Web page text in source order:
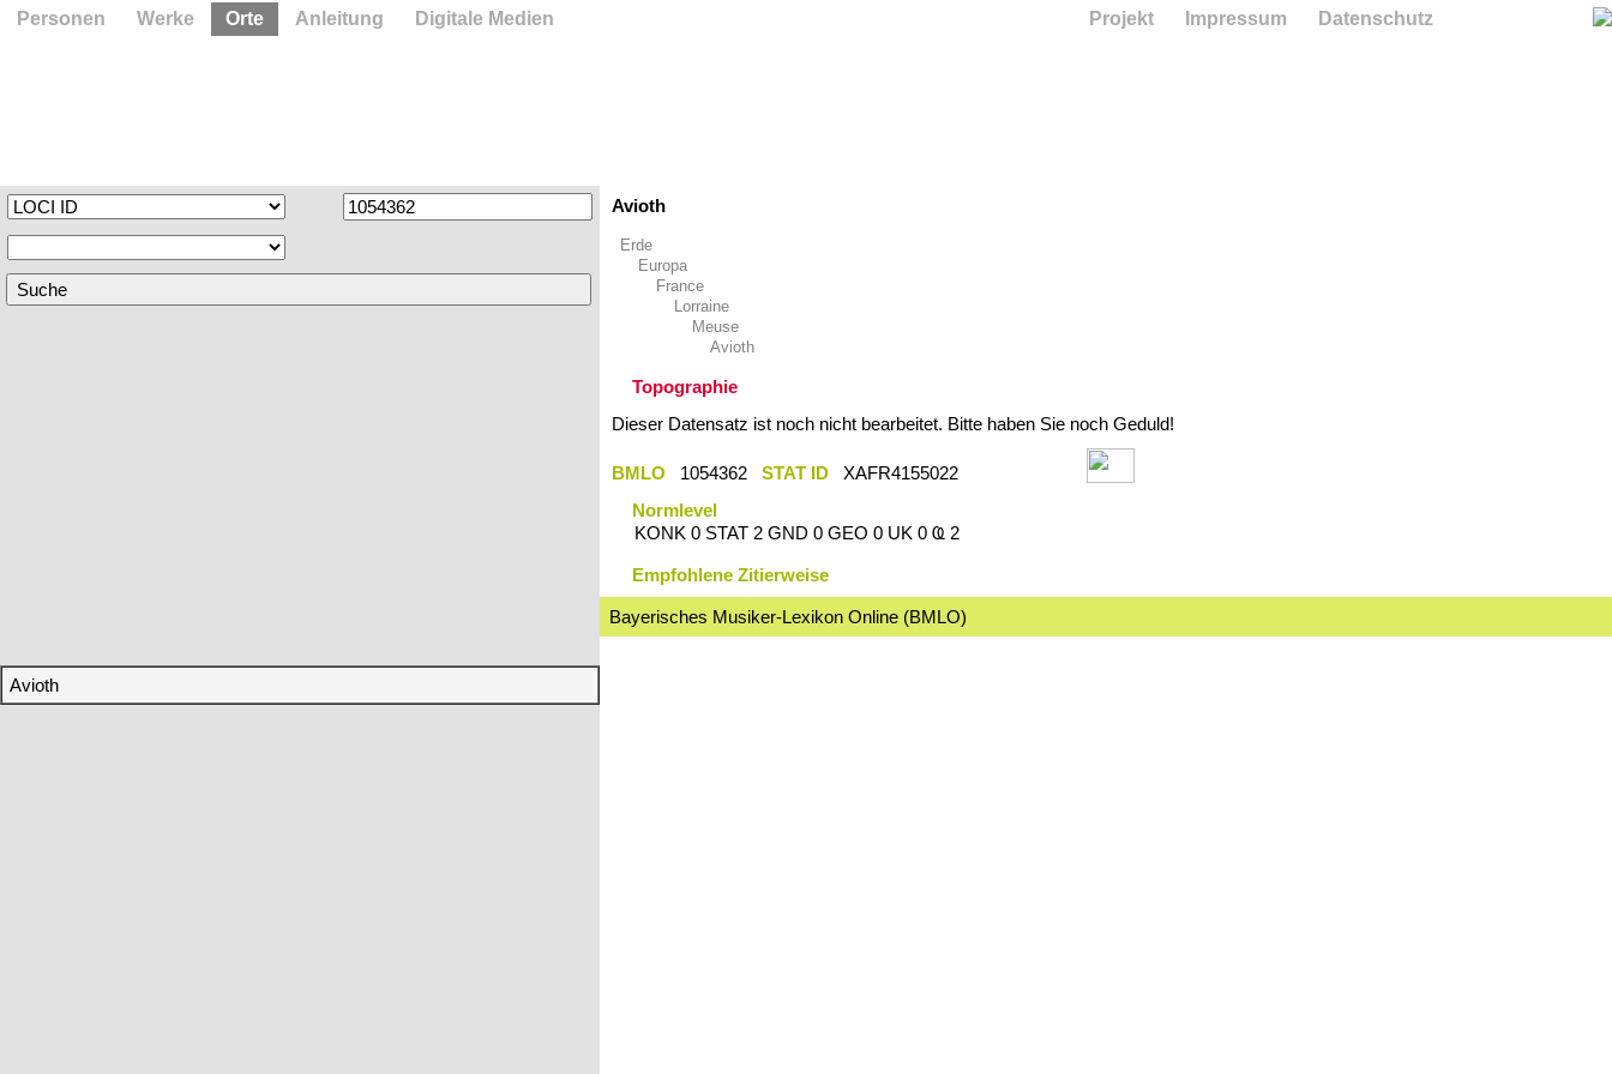
Avioth
Avioth
Erde
Europa
France
Lorraine
Meuse
Avioth
Topographie
Dieser Datensatz ist noch nicht bearbeitet. Bitte haben Sie noch Geduld!
BMLO 1054362 STAT ID
XAFR4155022
Normlevel
KONK 0 STAT 2 GND 0 GEO 0 UK 0 Ҩ 2
Empfohlene Zitierweise
Bayerisches Musiker-Lexikon Online (BMLO)
Personen Werke Orte Anleitung Digitale Medien Projekt Impressum Datenschutz